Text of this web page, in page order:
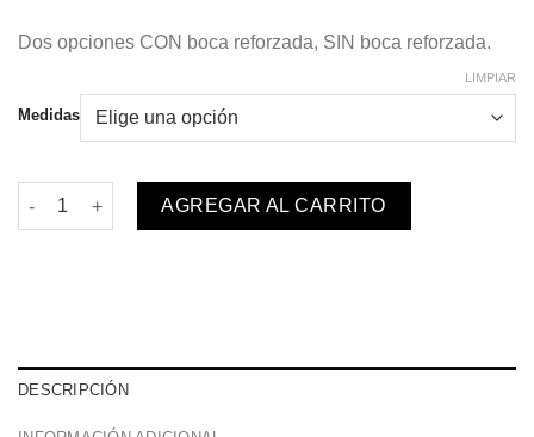
Dos opciones CON boca reforzada, SIN boca reforzada.
Medidas
LIMPIAR
Jarrón Antiguo cantidad
AGREGAR AL CARRITO
DESCRIPCIÓN